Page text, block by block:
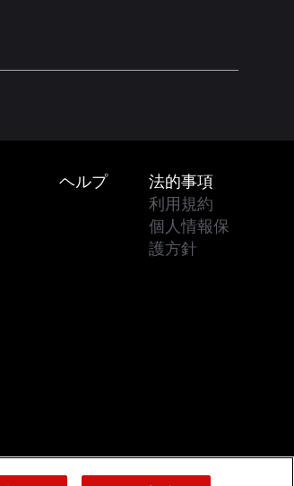
Footer
ヘルプ
法的事項
利用規約
個人情報保
護方針